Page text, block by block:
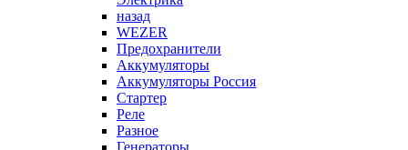
назад
WEZER
Предохранители
Аккумуляторы
Аккумуляторы Россия
Стартер
Реле
Разное
Генераторы